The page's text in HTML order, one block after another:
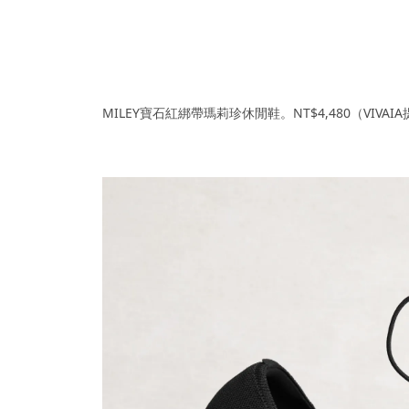
MILEY寶石紅綁帶瑪莉珍休閒鞋。NT$4,480（VIVAIA